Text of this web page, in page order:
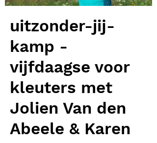
uitzonder-jij-
kamp -
vijfdaagse voor
kleuters met
Jolien Van den
Abeele & Karen